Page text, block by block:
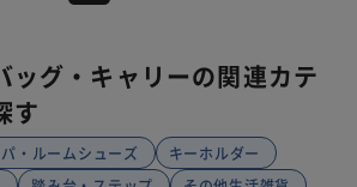
ッグ・キャリーの関連カテ
す
・ルームシューズ
キーホルダー